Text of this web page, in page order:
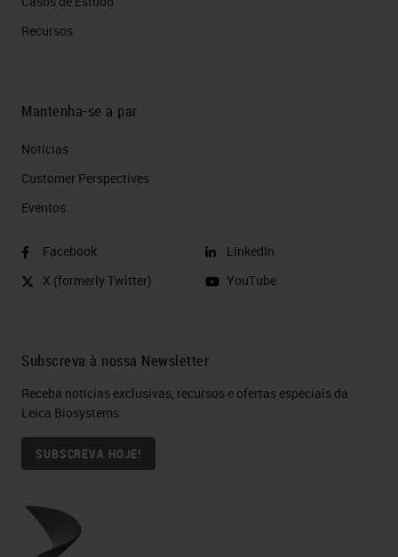
Recursos
Mantenha-se a par
Notícias
Customer Perspectives​
Eventos
Facebook
X (formerly Twitter)
LinkedIn
YouTube
Subscreva à nossa Newsletter
Receba notícias exclusivas, recursos e ofertas especiais da
Leica Biosystems
SUBSCREVA HOJE!